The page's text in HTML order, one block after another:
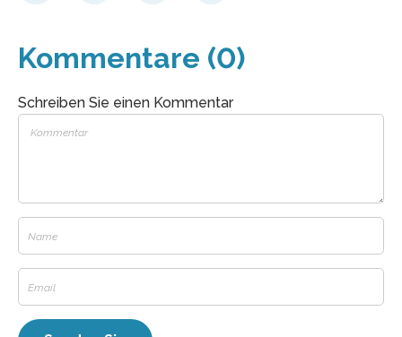
Kommentare (0)
Schreiben Sie einen Kommentar